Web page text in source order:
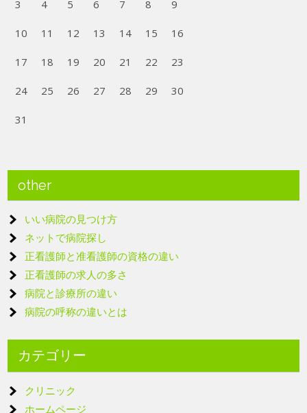
3 4 5 6 7 8 9
10 11 12 13 14 15 16
17 18 19 20 21 22 23
24 25 26 27 28 29 30
31
other
いい病院の見つけ方
ネットで病院探し
正看護師と准看護師の資格の違い
正看護師の求人の多さ
病院と診療所の違い
病院の呼称の違いとは
カテゴリー
クリニック
ホームページ